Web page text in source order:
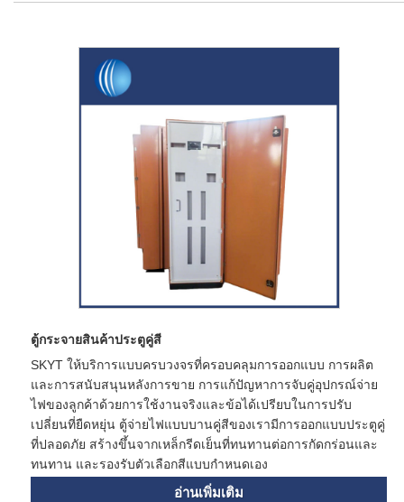
ตู้กระจายสินค้าประตูคู่สี
SKYT ให้บริการแบบครบวงจรที่ครอบคลุมการออกแบบ การผลิต
และการสนับสนุนหลังการขาย การแก้ปัญหาการจับคู่อุปกรณ์จ่าย
ไฟของลูกค้าด้วยการใช้งานจริงและข้อได้เปรียบในการปรับ
เปลี่ยนที่ยืดหยุ่น ตู้จ่ายไฟแบบบานคู่สีของเรามีการออกแบบประตูคู่
ที่ปลอดภัย สร้างขึ้นจากเหล็กรีดเย็นที่ทนทานต่อการกัดกร่อนและ
ทนทาน และรองรับตัวเลือกสีแบบกำหนดเอง
อ่านเพิ่มเติม